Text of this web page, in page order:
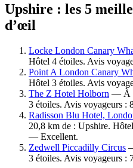
Upshire : les 5
d’œil
Locke London Canary
Hôtel 4 étoiles. Avis
Point A London Canary
Hôtel 3 étoiles. Avis
The Z Hotel Holborn — À
3 étoiles. Avis voyageurs
Radisson Blu Hotel,
20,8 km de : Upshire.
— Excellent.
Zedwell Piccadilly Circus
3 étoiles. Avis voyageurs